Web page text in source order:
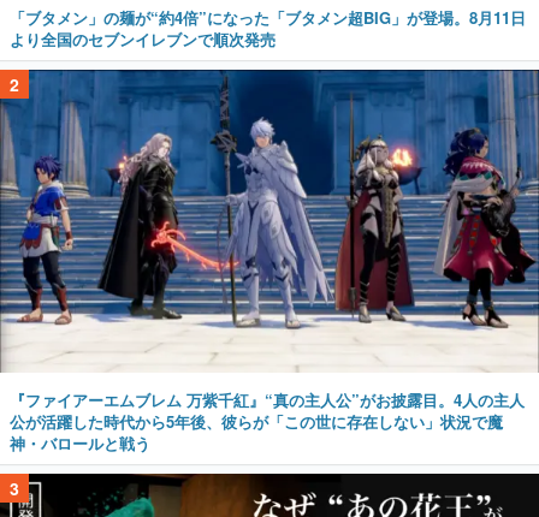
「ブタメン」の麺が“約4倍”になった「ブタメン超BIG」が登場。8月11日
より全国のセブンイレブンで順次発売
2
『ファイアーエムブレム 万紫千紅』“真の主人公”がお披露目。4人の主人
公が活躍した時代から5年後、彼らが「この世に存在しない」状況で魔
神・バロールと戦う
3